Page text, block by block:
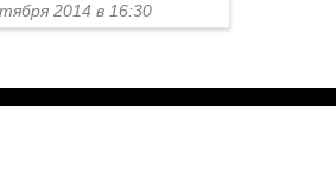
2014 в 16:30